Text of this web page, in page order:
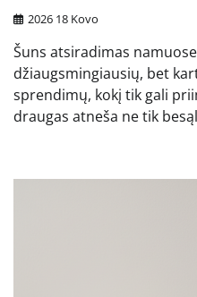
2026 18 Kovo
Šuns atsiradimas
džiaugsmingiausių, bet
sprendimų, kokį tik gali
draugas atneša ne tik